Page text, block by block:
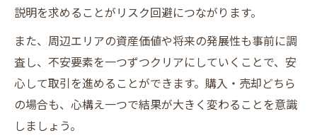
理由
不動産売買で納得できる信条の見極めポイ
ント
説明を求めることがリスク回避につながります。
また、周辺エリアの資産価値や将来の発展性も事前に調
査し、不安要素を一つずつクリアにしていくことで、安
心して取引を進めることができます。購入・売却どちら
の場合も、心構え一つで結果が大きく変わることを意識
しましょう。